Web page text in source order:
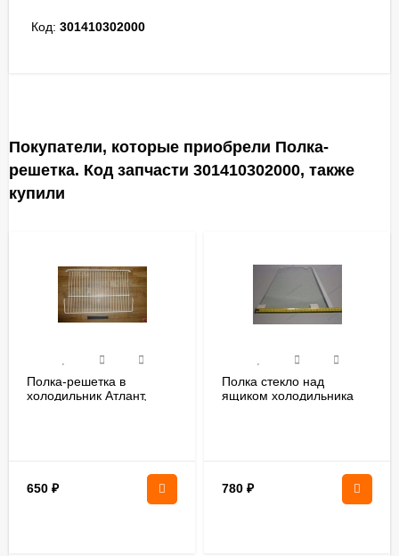
Код: 301410302000
Покупатели, которые приобрели Полка-
решетка. Код запчасти 301410302000, также
купили
Полка-решетка в
холодильник Атлант,
650 ₽
Полка стекло над
ящиком холодильника
780 ₽